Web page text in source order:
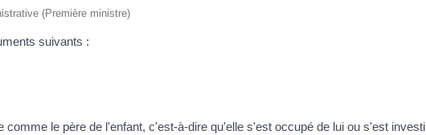
(Première ministre)
suivants :
le père de l'enfant, c'est-à-dire qu'elle s'est occupé de lui ou s'est investi